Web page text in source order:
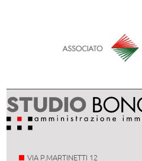
VIA P.MARTINETTI 12